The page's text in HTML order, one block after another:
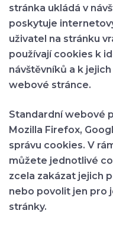
stránka ukládá v
poskytuje
uživatel na stránku
používají cookies k
návštěvníků a k
webové stránce.
Standardní webové
Mozilla Firefox,
správu cookies. V
můžete jednotlivé
zcela zakázat jejich
nebo povolit jen pro
stránky.